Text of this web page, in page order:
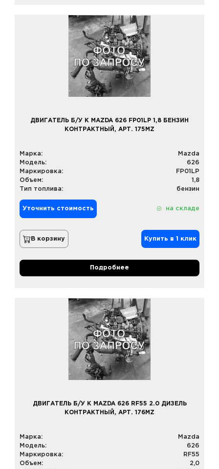
ДВИГАТЕЛЬ Б/У К MAZDA 626 FP01LP 1,8 БЕНЗИН
КОНТРАКТНЫЙ, АРТ. 175MZ
Марка:
Mazda
Модель:
626
Маркировка:
FP01LP
Объем:
1,8
Тип топлива:
бензин
Уточнить стоимость на складе
В корзину Купить в 1 клик
Подробнее
ДВИГАТЕЛЬ Б/У К MAZDA 626 RF55 2.0 ДИЗЕЛЬ
КОНТРАКТНЫЙ, АРТ. 176MZ
Марка:
Mazda
Модель:
626
Маркировка:
RF55
Объем:
2,0